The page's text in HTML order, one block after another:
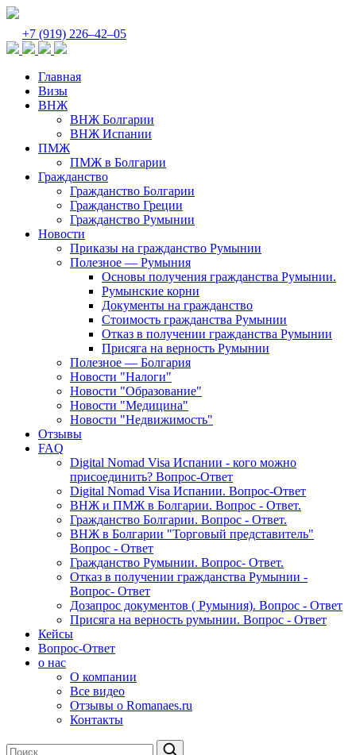
+7 (919) 226‒42‒05
Главная
Визы
ВНЖ
ВНЖ Болгарии
ВНЖ Испании
ПМЖ
ПМЖ в Болгарии
Гражданство
Гражданство Болгарии
Гражданство Греции
Гражданство Румынии
Новости
Приказы на гражданство Румынии
Полезное — Румыния
Основы получения гражданства Румынии.
Румынские корни
Документы на гражданство
Стоимость гражданства Румынии
Отказ в получении гражданства Румынии
Присяга на верность Румынии
Полезное — Болгария
Новости "Налоги"
Новости "Образование"
Новости "Медицина"
Новости "Недвижимость"
Отзывы
FAQ
Digital Nomad Visa Испании - кого можно
присоединить? Вопрос-Ответ
Digital Nomad Visa Испании. Вопрос-Ответ
ВНЖ и ПМЖ в Болгарии. Вопрос - Ответ.
Гражданство Болгарии. Вопрос - Ответ.
ВНЖ в Болгарии "Торговый представитель"
Вопрос - Ответ
Гражданство Румынии. Вопрос- Ответ.
Отказ в получении гражданства Румынии -
Вопрос- Ответ
Дозапрос документов ( Румыния). Вопрос - Ответ
Присяга на верность румынии. Вопрос - Ответ
Кейсы
Вопрос-Ответ
о нас
О компании
Все видео
Отзывы о Romanaes.ru
Контакты